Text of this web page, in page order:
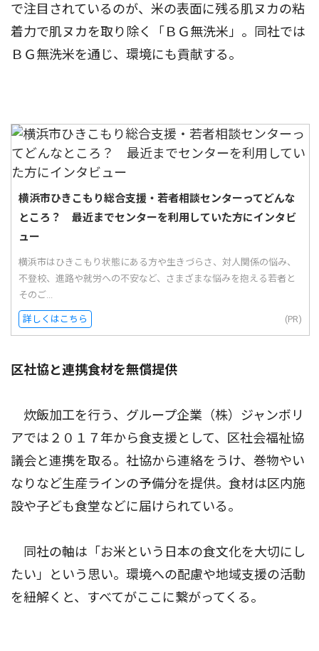
で注目されているのが、米の表面に残る肌ヌカの粘
着力で肌ヌカを取り除く「ＢＧ無洗米」。同社では
ＢＧ無洗米を通じ、環境にも貢献する。
横浜市ひきこもり総合支援・若者相談センターってどんな
ところ？ 最近までセンターを利用していた方にインタビ
ュー
横浜市はひきこもり状態にある方や生きづらさ、対人関係の悩み、
不登校、進路や就労への不安など、さまざまな悩みを抱える若者と
そのご...
詳しくはこちら (PR)
区社協と連携食材を無償提供
炊飯加工を行う、グループ企業（株）ジャンボリ
アでは２０１７年から食支援として、区社会福祉協
議会と連携を取る。社協から連絡をうけ、巻物やい
なりなど生産ラインの予備分を提供。食材は区内施
設や子ども食堂などに届けられている。
同社の軸は「お米という日本の食文化を大切にし
たい」という思い。環境への配慮や地域支援の活動
を紐解くと、すべてがここに繋がってくる。